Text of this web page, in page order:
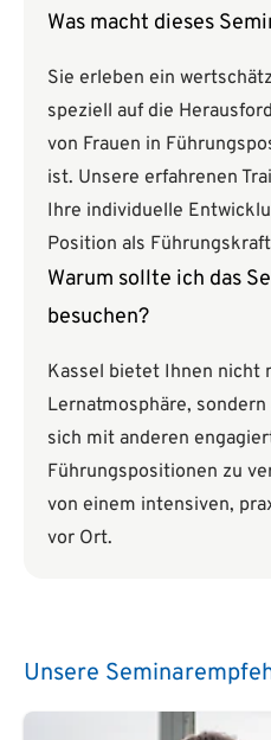
Was macht dieses
Sie erleben ein
speziell auf die
von Frauen in
ist. Unsere erfahrenen
Ihre individuelle
Position als
Warum sollte ich das
besuchen?
Kassel bietet Ihnen nicht
Lernatmosphäre,
sich mit anderen
Führungspositionen zu
von einem intensiven,
vor Ort.
Unsere